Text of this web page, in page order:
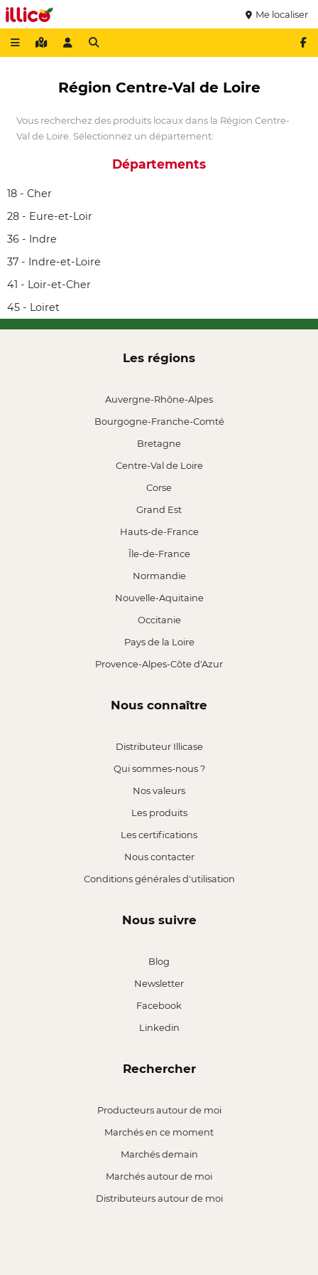
Me localiser
Région Centre-Val de Loire
Vous recherchez des produits locaux dans la Région Centre-
Val de Loire. Sélectionnez un département:
Départements
18 - Cher
28 - Eure-et-Loir
36 - Indre
37 - Indre-et-Loire
41 - Loir-et-Cher
45 - Loiret
Les régions
Auvergne-Rhône-Alpes
Bourgogne-Franche-Comté
Bretagne
Centre-Val de Loire
Corse
Grand Est
Hauts-de-France
Île-de-France
Normandie
Nouvelle-Aquitaine
Occitanie
Pays de la Loire
Provence-Alpes-Côte d'Azur
Nous connaître
Distributeur Illicase
Qui sommes-nous ?
Nos valeurs
Les produits
Les certifications
Nous contacter
Conditions générales d'utilisation
Nous suivre
Blog
Newsletter
Facebook
Linkedin
Rechercher
Producteurs autour de moi
Marchés en ce moment
Marchés demain
Marchés autour de moi
Distributeurs autour de moi